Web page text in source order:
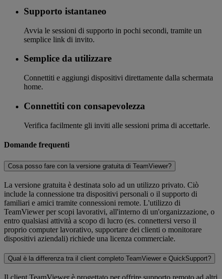
Supporto istantaneo
Avvia le sessioni di supporto in pochi secondi, tramite un
semplice link di invito.
Semplice da utilizzare
Connettiti e aggiungi dispositivi direttamente dalla schermata
home.
Connettiti con consapevolezza
Verifica facilmente gli inviti alle sessioni prima di accettarle.
Domande frequenti
Cosa posso fare con la versione gratuita di TeamViewer?
La versione gratuita è destinata solo ad un utilizzo privato. Ciò
include la connessione tra dispositivi personali o il supporto di
familiari e amici tramite connessioni remote. L'utilizzo di
TeamViewer per scopi lavorativi, all'interno di un'organizzazione, o
entro qualsiasi attività a scopo di lucro (es. connettersi verso il
proprio computer lavorativo, supportare dei clienti o monitorare
dispositivi aziendali) richiede una licenza commerciale.
Qual è la differenza tra il client completo TeamViewer e QuickSupport?